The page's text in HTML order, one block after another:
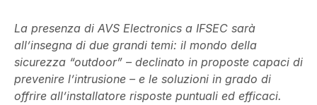
La presenza di AVS Electronics a IFSEC sarà
all’insegna di due grandi temi: il mondo della
sicurezza “outdoor” – declinato in proposte capaci di
prevenire l’intrusione – e le soluzioni in grado di
offrire all’installatore risposte puntuali ed efficaci.